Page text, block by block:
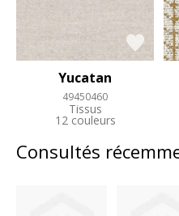
Yucatan
49450460
Tissus
12 couleurs
Consultés